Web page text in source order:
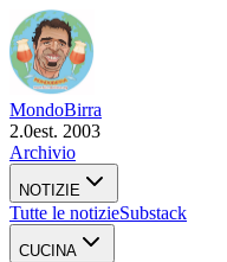
MondoBirra
2.0est. 2003
Archivio
NOTIZIE
Tutte le notizieSubstack
CUCINA